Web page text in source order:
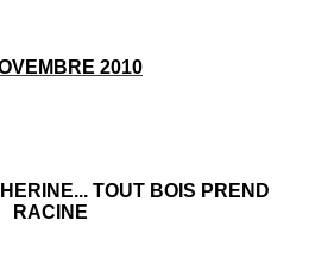
2010
TOUT BOIS PREND
RACINE